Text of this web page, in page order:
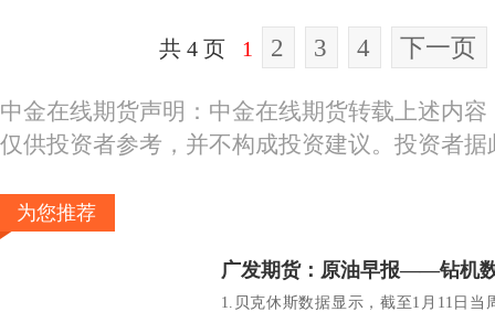
共 4 页 1 2 3 4 下一页
中金在线期货声明：中金在线期货转载上述内
仅供投资者参考，并不构成投资建议。投资者
为您推荐
1.贝克休斯数据显示，截至1月11日当